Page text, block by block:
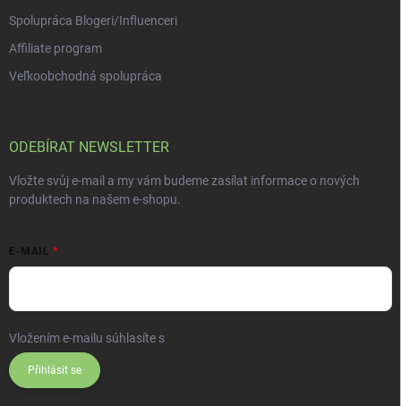
Spolupráca Blogeri/Influenceri
Affiliate program
Veľkoobchodná spolupráca
ODEBÍRAT NEWSLETTER
Vložte svůj e-mail a my vám budeme zasílat informace o nových
produktech na našem e-shopu.
E-MAIL
Vložením e-mailu súhlasíte s
Přihlásit se